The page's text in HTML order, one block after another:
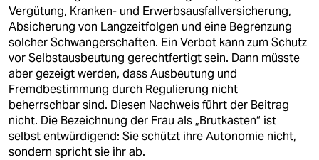
Vergütung, Kranken- und Erwerbsausfallversicherung,
Absicherung von Langzeitfolgen und eine Begrenzung
solcher Schwangerschaften. Ein Verbot kann zum Schutz
vor Selbstausbeutung gerechtfertigt sein. Dann müsste
aber gezeigt werden, dass Ausbeutung und
Fremdbestimmung durch Regulierung nicht
beherrschbar sind. Diesen Nachweis führt der Beitrag
nicht. Die Bezeichnung der Frau als „Brutkasten“ ist
selbst entwürdigend: Sie schützt ihre Autonomie nicht,
sondern spricht sie ihr ab.